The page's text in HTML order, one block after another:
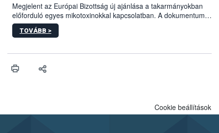
Megjelent az Európai Bizottság új ajánlása a takarmányokban
előforduló egyes mikotoxinokkal kapcsolatban. A dokumentum
2027-től új irányértékek alkalmazását írja elő, és a jelenleg
hatályos uniós ajánlások helyébe lép.
TOVÁBB >
Cookie beállítások